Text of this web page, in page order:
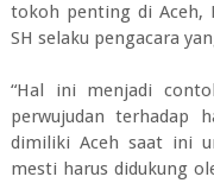
tokoh penting di Aceh,
SH selaku pengacara
“Hal ini menjadi
perwujudan terhadap
dimiliki Aceh saat ini
mesti harus didukung